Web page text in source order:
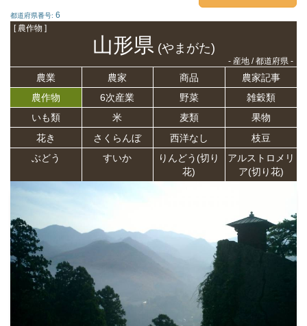
都道府県番号: 6
[ 農作物 ]
山形県(やまがた)
- 産地 / 都道府県 -
農業 農家 商品
農家記事
農作物
6次産業 野菜
雑穀類
いも類
米 麦類
果物
花き
さくらんぼ 西洋なし
枝豆
ぶどう
すいか
りんどう(切り
花)
アルストロメリ
ア(切り花)